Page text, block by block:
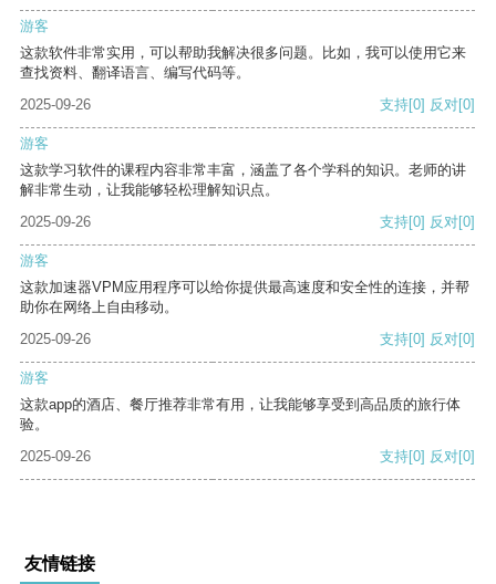
游客
这款软件非常实用，可以帮助我解决很多问题。比如，我可以使用它来
查找资料、翻译语言、编写代码等。
2025-09-26
支持[0] 反对[0]
游客
这款学习软件的课程内容非常丰富，涵盖了各个学科的知识。老师的讲
解非常生动，让我能够轻松理解知识点。
2025-09-26
支持[0] 反对[0]
游客
这款加速器VPM应用程序可以给你提供最高速度和安全性的连接，并帮
助你在网络上自由移动。
2025-09-26
支持[0] 反对[0]
游客
这款app的酒店、餐厅推荐非常有用，让我能够享受到高品质的旅行体
验。
2025-09-26
支持[0] 反对[0]
友情链接